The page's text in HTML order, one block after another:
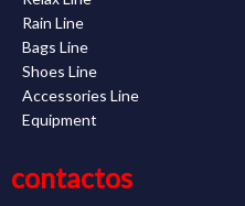
Rain Line
Bags Line
Shoes Line
Accessories Line
Equipment
contactos